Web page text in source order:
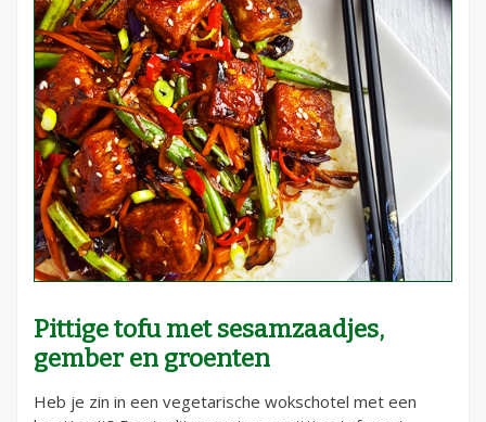
Pittige tofu met sesamzaadjes,
gember en groenten
Heb je zin in een vegetarische wokschotel met een